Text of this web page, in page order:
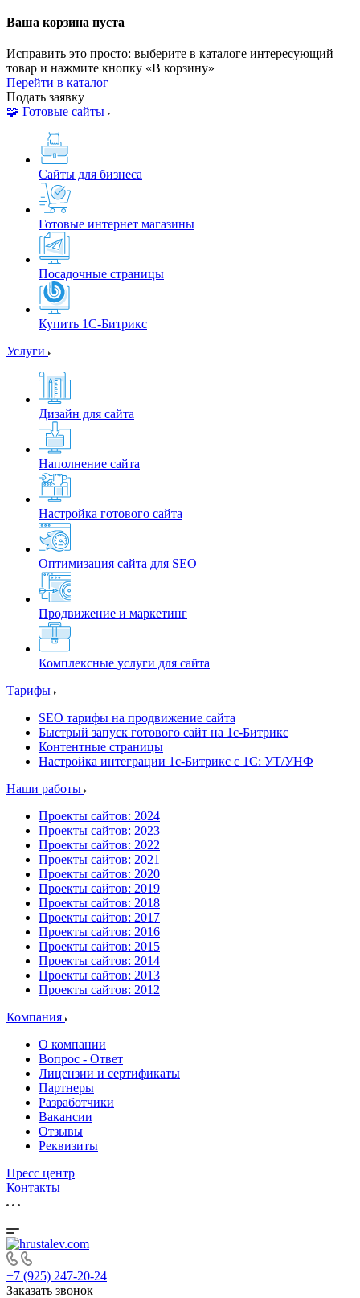
Ваша корзина пуста
Исправить это просто: выберите в каталоге интересующий
товар и нажмите кнопку «В корзину»
Перейти в каталог
Подать заявку
🧩 Готовые сайты
Сайты для бизнеса
Готовые интернет магазины
Посадочные страницы
Купить 1С-Битрикс
Услуги
Дизайн для сайта
Наполнение сайта
Настройка готового сайта
Оптимизация сайта для SEO
Продвижение и маркетинг
Комплексные услуги для сайта
Тарифы
SEO тарифы на продвижение сайта
Быстрый запуск готового сайт на 1с-Битрикс
Контентные страницы
Настройка интеграции 1с-Битрикс с 1С: УТ/УНФ
Наши работы
Проекты сайтов: 2024
Проекты сайтов: 2023
Проекты сайтов: 2022
Проекты сайтов: 2021
Проекты сайтов: 2020
Проекты сайтов: 2019
Проекты сайтов: 2018
Проекты сайтов: 2017
Проекты сайтов: 2016
Проекты сайтов: 2015
Проекты сайтов: 2014
Проекты сайтов: 2013
Проекты сайтов: 2012
Компания
О компании
Вопрос - Ответ
Лицензии и сертификаты
Партнеры
Разработчики
Вакансии
Отзывы
Реквизиты
Пресс центр
Контакты
+7 (925) 247-20-24
Заказать звонок